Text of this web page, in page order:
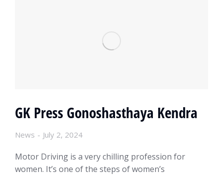
GK Press Gonoshasthaya Kendra
News July 2, 2024
Motor Driving is a very chilling profession for
women. It’s one of the steps of women’s